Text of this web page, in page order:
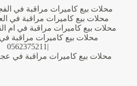
محلات بيع كاميرات مراقبة في الفجيرة
محلات بيع كاميرات مراقبة في العين
محلات بيع كاميرات مراقبة في ام القيوين
محلات بيع كاميرات مراقبة
|0562375211
محلات بيع كاميرات مراقبة في عجمان